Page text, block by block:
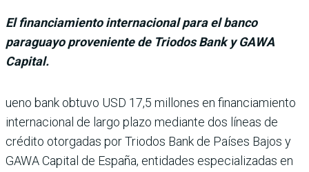
El financiamiento internacional para el banco
paraguayo proveniente de Triodos Bank y GAWA
Capital.
ueno bank obtuvo USD 17,5 millones en financiamiento
internacional de largo plazo mediante dos líneas de
crédito otorgadas por Triodos Bank de Países Bajos y
GAWA Capi­tal de España, entidades espe­cializadas en